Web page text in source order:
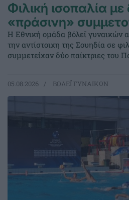
Φιλική ισοπαλία με
«πράσινη»
Η Εθνική ομάδα βόλεϊ γυναικών
την αντίστοιχη της Σουηδία σε
συμμετείχαν δύο παίκτριες του
05.08.2026 ΒΟΛΕΪ ΓΥΝΑΙΚΩΝ